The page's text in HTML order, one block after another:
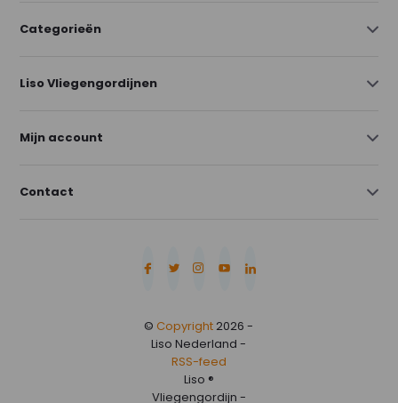
Categorieën
Liso Vliegengordijnen
Mijn account
Contact
© Copyright 2026 -
Liso Nederland -
RSS-feed
Liso ®
Vliegengordijn -